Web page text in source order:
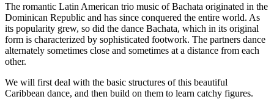
The romantic Latin American trio music of Bachata originated in the
Dominican Republic and has since conquered the entire world. As
its popularity grew, so did the dance Bachata, which in its original
form is characterized by sophisticated footwork. The partners dance
alternately sometimes close and sometimes at a distance from each
other.
We will first deal with the basic structures of this beautiful
Caribbean dance, and then build on them to learn catchy figures.